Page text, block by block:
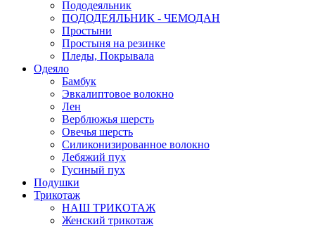
Пододеяльник
ПОДОДЕЯЛЬНИК - ЧЕМОДАН
Простыни
Простыня на резинке
Пледы, Покрывала
Одеяло
Бамбук
Эвкалиптовое волокно
Лен
Верблюжья шерсть
Овечья шерсть
Силиконизированное волокно
Лебяжий пух
Гусиный пух
Подушки
Трикотаж
НАШ ТРИКОТАЖ
Женский трикотаж